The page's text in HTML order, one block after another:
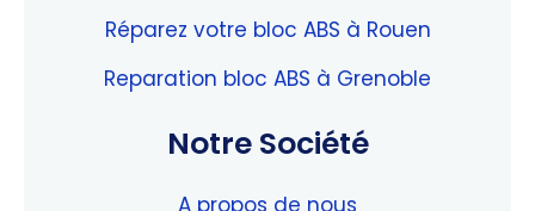
Réparez votre bloc ABS à Rouen
Reparation bloc ABS à Grenoble
Notre Société
A propos de nous